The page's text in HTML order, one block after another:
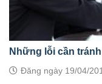
Những lỗi cần
Đăng ngày 19/04/